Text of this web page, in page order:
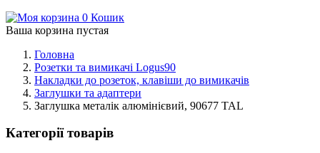
0 Кошик
Ваша корзина пустая
Головна
Розетки та вимикачі Logus90
Накладки до розеток, клавіши до вимикачів
Заглушки та адаптери
Заглушка металік алюмінієвий, 90677 TAL
Категорії товарів